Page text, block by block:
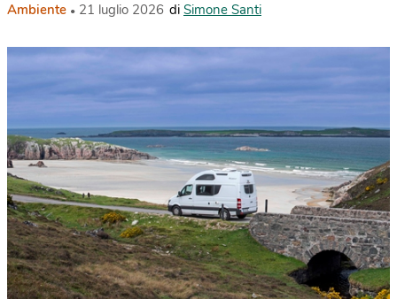
Ambiente 21 luglio 2026 di Simone Santi